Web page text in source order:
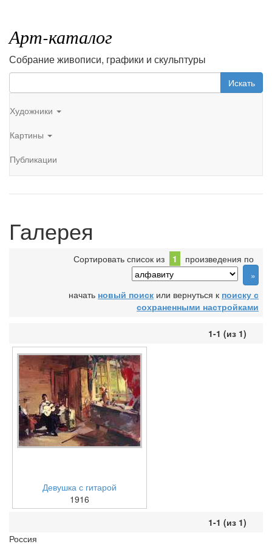
Арт-каталог
Собрание живописи, графики и скульптуры
Искать
Художники
Картины
Публикации
Галерея
Сортировать список из 1 произведения по
начать новый поиск или вернуться к поиску с
сохраненными настройками
1-1 (из 1)
Девушка с гитарой
1916
1-1 (из 1)
Россия